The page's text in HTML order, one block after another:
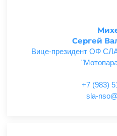
Сергей
Вице-президент ОФ
+7 (983)